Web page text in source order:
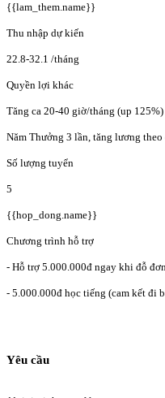
{{lam_them.name}}
Thu nhập dự kiến
22.8-32.1 /tháng
Quyền lợi khác
Tăng ca 20-40 giờ/tháng (up 125%)
Năm Thưởng 3 lần, tăng lương
Số lượng tuyển
5
{{hop_dong.name}}
Chương trình hỗ trợ
- Hỗ trợ 5.000.000đ ngay khi đỗ
- 5.000.000đ học tiếng (cam kết đi
Yêu cầu